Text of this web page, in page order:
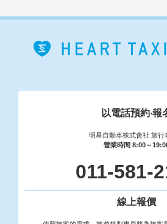
以電話預約‧報
明星自動車株式會社 旅行
營業時間 8:00～
011-581-
線上報價